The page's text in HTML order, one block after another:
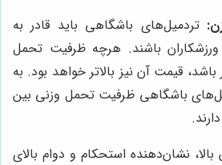
تردمیل‌های باشگاهی باید قادر به
باشند. هرچه ظرفیت تحمل
قیمت آن نیز بالاتر خواهد بود. به
باشگاهی ظرفیت تحمل وزنی بین
نشان‌دهنده استحکام و دوام بالای